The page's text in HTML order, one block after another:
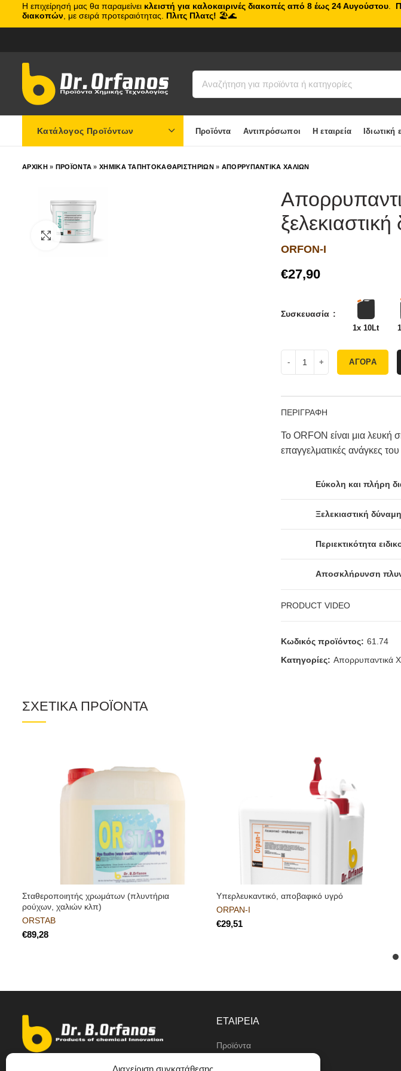
Διαχείριση συγκατάθεσης
Κατάλογος Προϊόντων Προϊόντα Αντιπρόσωποι Η εταιρεία Ιδιωτική
ΑΡΧΙΚΗ» ΠΡΟΪΟΝΤΑ »ΧΗΜΙΚΑ ΤΑΠΗΤΟΚΑΘΑΡΙΣΤΗΡΙΩΝ» ΑΠΟΡΡΥΠΑΝΤΙΚΑ ΧΑΛΙΩΝ
Click to enlarge
ORFON-I
€
Συσκευασία
1x 10Lt
ΑΓΟΡΑ
ΠΕΡΙΓΡΑΦΗ
Το ORFON είναι μια λευκή
επαγγελματικές ανάγκες
Εύκολη και πλήρη
Ξελεκιαστική δύναμη
Περιεκτικότητα
Αποσκλήρυνση
Δεν σβολιάζει με
PRODUCT VIDEO
Κωδικός προϊόντος: 61.74
Κατηγορίες: Απορρυπαντικά
ΣΧΕΤΙΚΑ ΠΡΟΪΟΝΤΑ
Σταθεροποιητής χρωμάτων (πλυντήρια
ρούχων, χαλιών κλπ)
ORSTAB
€
Yπερλευκαντικό, αποβαφικό υγρό
ORPAN-I
€
ΕΤΑΙΡΕΙΑ
Προϊόντα
Η επιχείρησή μας θα παραμείνει κλειστή για καλοκαιρινές διακοπές από 8 έως 24 Αυγούστου
διακοπών , με σειρά προτεραιότητας. Πλιτς Πλατς! 🏖️🌊